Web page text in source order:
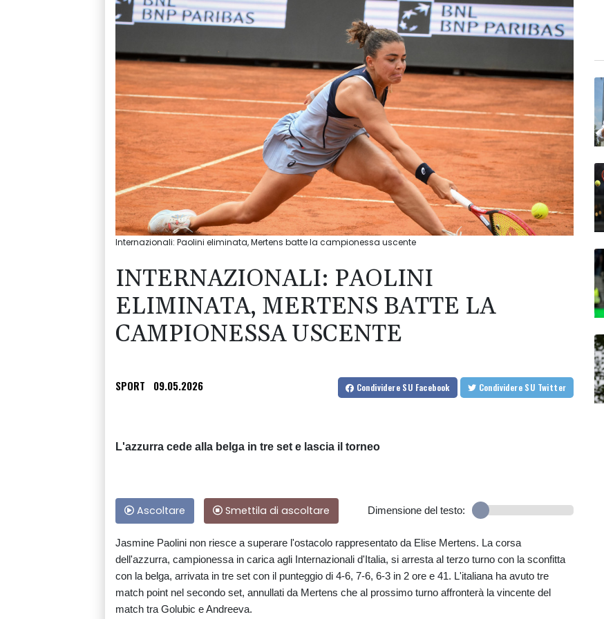
Internazionali: Paolini eliminata, Mertens batte la campionessa uscente
INTERNAZIONALI: PAOLINI
ELIMINATA, MERTENS BATTE LA
CAMPIONESSA USCENTE
SPORT 09.05.2026 Condividere SU Facebook Condividere SU Twitter
L'azzurra cede alla belga in tre set e lascia il torneo
Ascoltare Smettila di ascoltare Dimensione del testo:
Jasmine Paolini non riesce a superare l'ostacolo rappresentato da Elise Mertens. La corsa
dell'azzurra, campionessa in carica agli Internazionali d'Italia, si arresta al terzo turno con la sconfitta
con la belga, arrivata in tre set con il punteggio di 4-6, 7-6, 6-3 in 2 ore e 41. L'italiana ha avuto tre
match point nel secondo set, annullati da Mertens che al prossimo turno affronterà la vincente del
match tra Golubic e Andreeva.